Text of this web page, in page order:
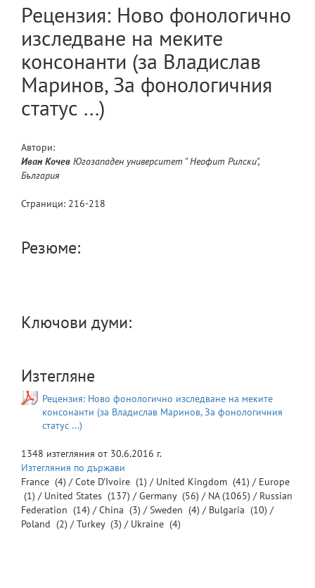
Рецензия: Ново фонологично
изследване на меките
консонанти (за Владислав
Маринов, За фонологичния
статус ...)
Автори:
Иван Кочев Югозападен университет " Неофит Рилски",
България
Страници: 216-218
Резюме:
Ключови думи:
Изтегляне
Рецензия: Ново фонологично изследване на меките
консонанти (за Владислав Маринов, За фонологичния
статус ...)
1348 изтегляния от 30.6.2016 г.
Изтегляния по държави
France (4) /Cote D'Ivoire (1) / United Kingdom (41) / Europe
(1) / United States (137) /Germany (56) / NA(1065) / Russian
Federation (14) /China (3) /Sweden (4) / Bulgaria (10) /
Poland (2) /Turkey (3) / Ukraine (4)